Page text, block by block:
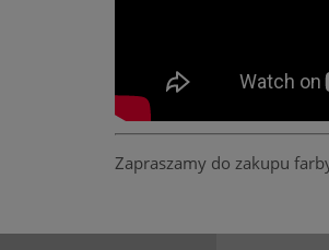
Zapraszamy do zakupu